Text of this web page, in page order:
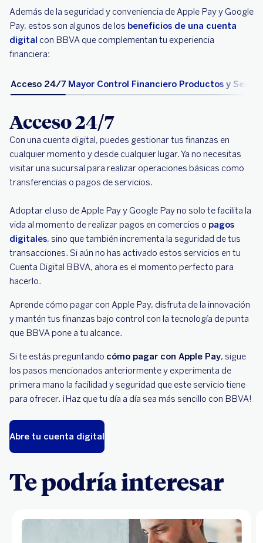
Además de la seguridad y conveniencia de Apple Pay y Google
Pay, estos son algunos de los beneficios de una cuenta
digital con BBVA que complementan tu experiencia
financiera:
Acceso 24/7 Mayor Control Financiero Productos y
Acceso 24/7
Con una cuenta digital, puedes gestionar tus finanzas en
cualquier momento y desde cualquier lugar. Ya no necesitas
visitar una sucursal para realizar operaciones básicas como
transferencias o pagos de servicios.
Adoptar el uso de Apple Pay y Google Pay no solo te facilita la
vida al momento de realizar pagos en comercios o pagos
digitales, sino que también incrementa la seguridad de tus
transacciones. Si aún no has activado estos servicios en tu
Cuenta Digital BBVA, ahora es el momento perfecto para
hacerlo.
Aprende cómo pagar con Apple Pay, disfruta de la innovación
y mantén tus finanzas bajo control con la tecnología de punta
que BBVA pone a tu alcance.
Si te estás preguntando cómo pagar con Apple Pay, sigue
los pasos mencionados anteriormente y experimenta de
primera mano la facilidad y seguridad que este servicio tiene
para ofrecer. ¡Haz que tu día a día sea más sencillo con BBVA!
Abre tu cuenta digital
Te podría interesar